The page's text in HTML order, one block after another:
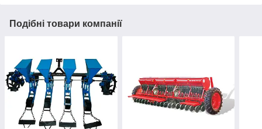
Подібні товари компанії